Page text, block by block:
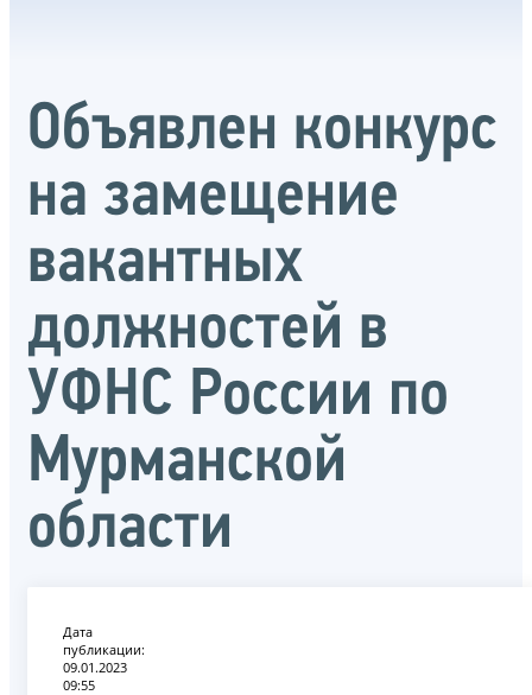
Объявлен конкурс
на замещение
вакантных
должностей в
УФНС России по
Мурманской
области
Дата
публикации:
09.01.2023
09:55